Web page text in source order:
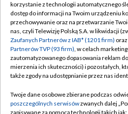
TVP
Abonament TVP
Emisja w TVP
Centrum informacji TVP
Naziemna Telewizja Cyfrowa
Rada Programowa
Regulamin
Polityka
Moje
Pomoc
Kontakt
korzystanie z technologii automatycznego
dostęp do informacji na Twoim urządzeniu
przechowywanie oraz na przetwarzanie
nas, czyli Telewizję Polską S.A. w likwidacji
Zaufanych Partnerów z IAB* (1201 firm)
Partnerów TVP (93 firm), w celach
zautomatyzowanego dopasowania reklam
mierzenia ich skuteczności) i pozostałych,
także zgody na udostępnianie przez nas
Twoje dane osobowe zbierane podczas
poszczególnych serwisówzwanych dalej
zapisywane za pomocą technologii takich